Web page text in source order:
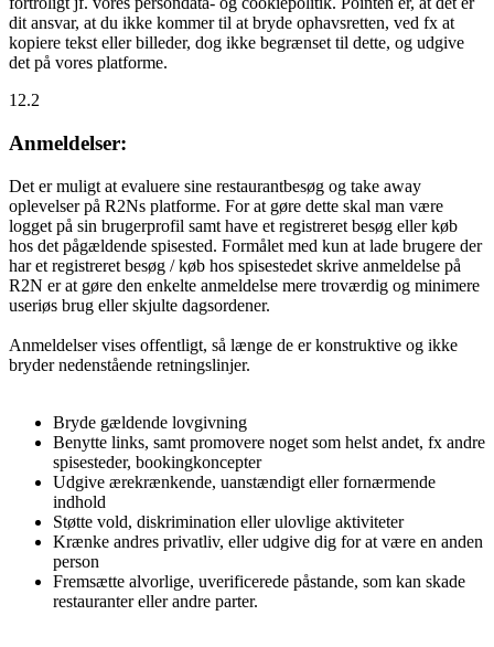
dit ansvar, at du ikke kommer til at bryde ophavsretten, ved fx at
kopiere tekst eller billeder, dog ikke begrænset til dette, og udgive
det på vores platforme.
12.2
Anmeldelser:
Det er muligt at evaluere sine restaurantbesøg og take away
oplevelser på R2Ns platforme. For at gøre dette skal man være
logget på sin brugerprofil samt have et registreret besøg eller køb
hos det pågældende spisested. Formålet med kun at lade brugere der
har et registreret besøg / køb hos spisestedet skrive anmeldelse på
R2N er at gøre den enkelte anmeldelse mere troværdig og minimere
useriøs brug eller skjulte dagsordener.
Anmeldelser vises offentligt, så længe de er konstruktive og ikke
bryder nedenstående retningslinjer.
Bryde gældende lovgivning
Benytte links, samt promovere noget som helst andet, fx andre
spisesteder, bookingkoncepter
Udgive ærekrænkende, uanstændigt eller fornærmende
indhold
Støtte vold, diskrimination eller ulovlige aktiviteter
Krænke andres privatliv, eller udgive dig for at være en anden
person
Fremsætte alvorlige, uverificerede påstande, som kan skade
restauranter eller andre parter.